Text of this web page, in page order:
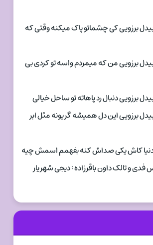
برزویی کی چشماتو پاک میکنه وقتی که
برزویی من که میمردم واسه تو کردی بی
برزویی دنبال رد پاهاته تو ساحل خیالی
برزویی این دل همیشه گریونه مثل ابر
دنیا کاش یکی صداش کنه بفهمم اسمش چیه
فدی و تالک داون باقرزاده : دیجی شهریار